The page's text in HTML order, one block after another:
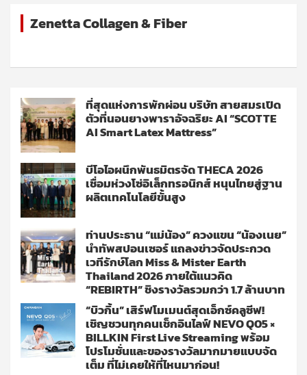
Zenetta Collagen & Fiber
ที่สุดแห่งการพักผ่อน บริษัท สายสมรเปิด
ตัวที่นอนยางพาราอัจฉริยะ AI “SCOTTE
AI Smart Latex Mattress”
บีโอไอผนึกพันธมิตรจัด THECA 2026
เชื่อมห่วงโซ่อิเล็กทรอนิกส์ หนุนไทยสู่ฐาน
ผลิตเทคโนโลยีขั้นสูง
ท่านประธาน “แม่น้อง” ควงแขน “น้องเนย”
นำทัพสปอนเซอร์ แถลงข่าวจัดประกวด
เวทีรักษ์โลก Miss & Mister Earth
Thailand 2026 ภายใต้แนวคิด
“REBIRTH” ชิงรางวัลรวมกว่า 1.7 ล้านบาท
“บิวกิ้น” เสิร์ฟโมเมนต์สุดเอ็กซ์คลูซีฟ!
เชิญชวนทุกคนเช็กอินไลฟ์ NEVO Q05 ×
BILLKIN First Live Streaming พร้อม
โปรโมชั่นและของรางวัลมากมายแบบจัด
เต็ม ที่ไม่เคยให้ที่ไหนมาก่อน!